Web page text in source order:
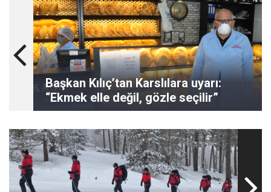
Başkan Kılıç’tan Karslılara uyarı:
“Ekmek elle değil, gözle seçilir”